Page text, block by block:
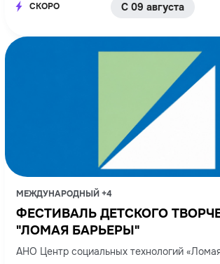
СКОРО С 09 августа
МЕЖДУНАРОДНЫЙ +4
ФЕСТИВАЛЬ ДЕТСКОГО
"ЛОМАЯ БАРЬЕРЫ"
АНО Центр социальных технологий